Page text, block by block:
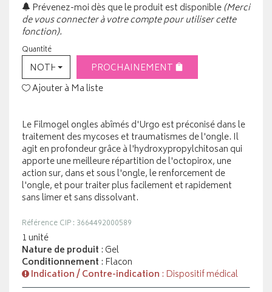
Prévenez-moi dès que le produit est disponible(Merci
de vous connecter à votre compte pour utiliser cette
fonction).
Quantité
NOTHING SELECTEDPROCHAINEMENT
Ajouter à Ma liste
Le Filmogel ongles abîmés d'Urgo est préconisé dans le
traitement des mycoses et traumatismes de l'ongle. Il
agit en profondeur grâce à l'hydroxypropylchitosan qui
apporte une meilleure répartition de l'octopirox, une
action sur, dans et sous l'ongle, le renforcement de
l'ongle, et pour traiter plus facilement et rapidement
sans limer et sans dissolvant.
Référence CIP : 3664492000589
1 unité
Nature de produit : Gel
Conditionnement : Flacon
Indication / Contre-indication : Dispositif médical